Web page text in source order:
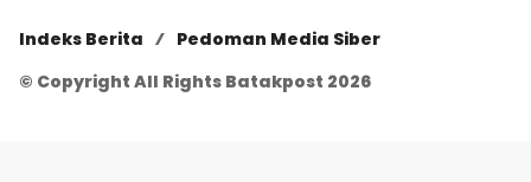
Indeks Berita
Pedoman Media Siber
© Copyright All Rights Batakpost 2026